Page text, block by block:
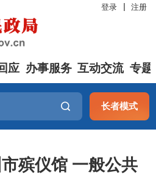
登录 注册
应 办事服务 互动交流 专题
长者模式
殡仪馆 一般公共